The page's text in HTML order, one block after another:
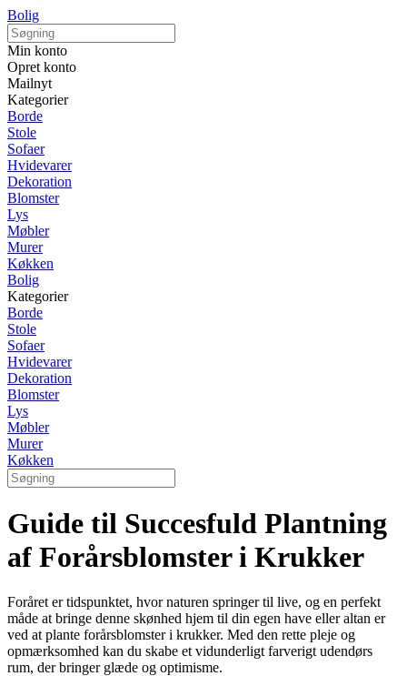
Bolig
Min konto
Opret konto
Mailnyt
Kategorier
Borde
Stole
Sofaer
Hvidevarer
Dekoration
Blomster
Lys
Møbler
Murer
Køkken
Bolig
Kategorier
Borde
Stole
Sofaer
Hvidevarer
Dekoration
Blomster
Lys
Møbler
Murer
Køkken
Guide til Succesfuld Plantning
af Forårsblomster i Krukker
Foråret er tidspunktet, hvor naturen springer til live, og en perfekt
måde at bringe denne skønhed hjem til din egen have eller altan er
ved at plante forårsblomster i krukker. Med den rette pleje og
opmærksomhed kan du skabe et vidunderligt farverigt udendørs
rum, der bringer glæde og optimisme.